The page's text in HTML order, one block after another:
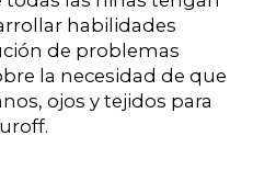
habilidades
de problemas
la necesidad de que
ojos y tejidos para